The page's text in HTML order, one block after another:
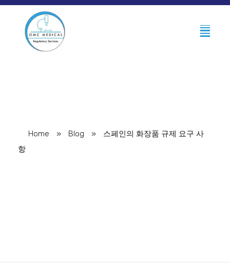
Home » Blog »
스페인의 화장품 규제 요구 사
항